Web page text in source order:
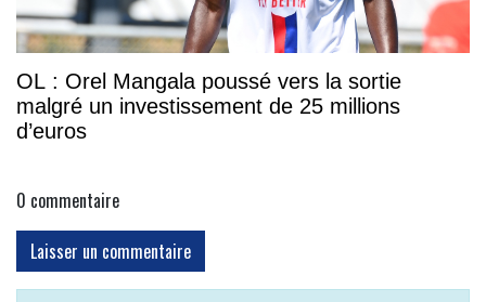
OL : Orel Mangala poussé vers la sortie
malgré un investissement de 25 millions
d’euros
0 commentaire
Laisser un commentaire